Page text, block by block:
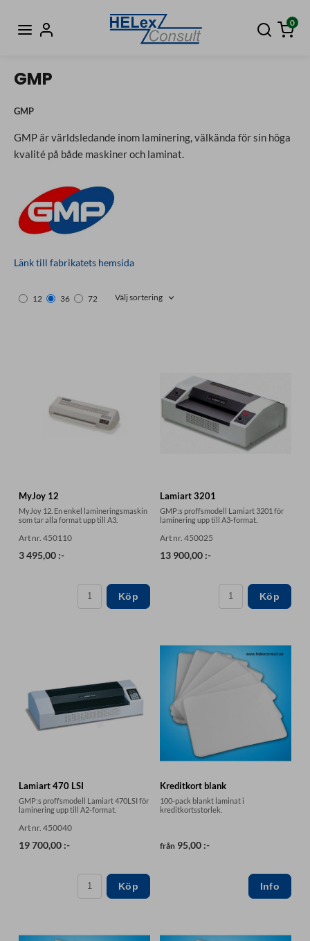
0
GMP
GMP
GMP är världsledande inom laminering, välkända för sin höga
kvalité på både maskiner och laminat.
Länk till fabrikatets hemsida
12 36 72 Välj sortering
MyJoy 12
MyJoy 12. En enkel lamineringsmaskin
som tar alla format upp till A3.
Art nr. 450110
3 495,00 :-
Köp
Lamiart 3201
GMP:s proffsmodell Lamiart 3201 för
laminering upp till A3-format.
Art nr. 450025
13 900,00 :-
Köp
Lamiart 470 LSI
GMP:s proffsmodell Lamiart 470LSI för
laminering upp till A2-format.
Art nr. 450040
19 700,00 :-
Köp
Kreditkort blank
100-pack blankt laminat i
kreditkortsstorlek.
från 95,00 :-